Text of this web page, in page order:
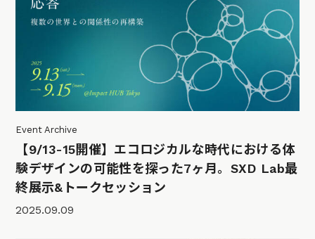
Event Archive
【9/13-15開催】エコロジカルな時代における体
験デザインの可能性を探った7ヶ月。SXD Lab最
終展示&トークセッション
2025.09.09